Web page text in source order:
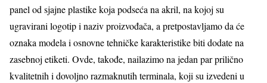
panel od sjajne plastike koja podseća na akril, na kojoj su
ugravirani logotip i naziv proizvođača, a pretpostavljamo da će
oznaka modela i osnovne tehničke karakteristike biti dodate na
zasebnoj etiketi. Ovde, takođe, nailazimo na jedan par prilično
kvalitetnih i dovoljno razmaknutih terminala, koji su izvedeni u